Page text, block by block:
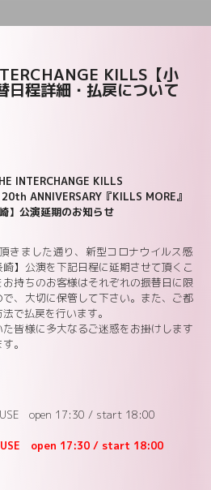
KILLS【小
日程詳細・払戻について
INTERCHANGE KILLS
ANNIVERSARY『KILLS MORE』
】公演延期のお知らせ
きました通り、新型コロナウイルス感
】公演を下記日程に延期させて頂くこ
持ちのお客様はそれぞれの振替日に限
、大切に保管して下さい。また、ご都
で払戻を行います。
皆様に多大なるご迷惑をお掛けします
。
open 17:30 / start 18:00
open 17:30 / start 18:00